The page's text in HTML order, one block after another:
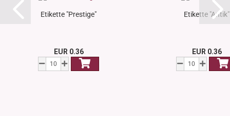
Etikette "Prestige"
EUR 0.36
Etikette "Antik"
EUR 0.36